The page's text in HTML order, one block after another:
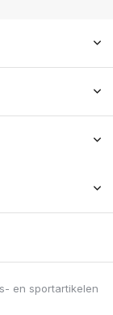
en sportartikelen